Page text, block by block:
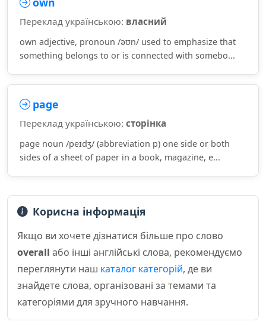
Переклад українською: власний
own adjective, pronoun /əʊn/ used to emphasize that
something belongs to or is connected with somebo...
page
Переклад українською: сторінка
page noun /peɪdʒ/ (abbreviation p) one side or both
sides of a sheet of paper in a book, magazine, e...
Корисна інформація
Якщо ви хочете дізнатися більше про слово
overall або інші англійські слова, рекомендуємо
переглянути наш каталог категорій, де ви
знайдете слова, організовані за темами та
категоріями для зручного навчання.